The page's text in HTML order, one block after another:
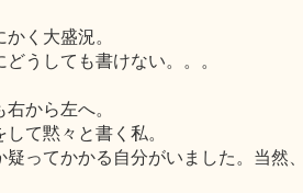
く大盛況。
うしても書けない。。。
から左へ。
て黙々と書く私。
ってかかる自分がいました。当然